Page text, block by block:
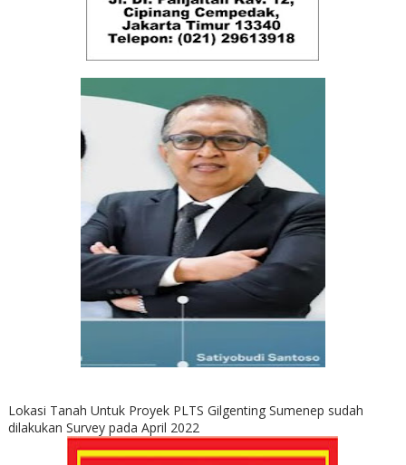
Lokasi Tanah Untuk Proyek PLTS Gilgenting Sumenep sudah
dilakukan Survey pada April 2022